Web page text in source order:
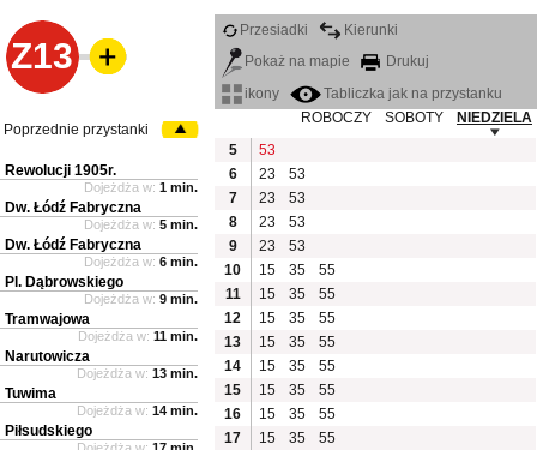
Z13
Przesiadki
Kierunki
Pokaż na mapie
Drukuj
ikony
Tabliczka jak na przystanku
ROBOCZY
SOBOTY
NIEDZIELA
5
53
6
23
53
7
23
53
8
23
53
9
23
53
10
15 35
55
11
15 35
55
12
15 35
55
13
15 35
55
14
15 35
55
15
15 35
55
16
15 35
55
17
15 35 55
Poprzednie przystanki
Rewolucji 1905r.
Dojeżdża w: 1 min.
Dw. Łódź Fabryczna
Dojeżdża w: 5 min.
Dw. Łódź Fabryczna
Dojeżdża w: 6 min.
Pl. Dąbrowskiego
Dojeżdża w: 9 min.
Tramwajowa
Dojeżdża w: 11 min.
Narutowicza
Dojeżdża w: 13 min.
Tuwima
Dojeżdża w: 14 min.
Piłsudskiego